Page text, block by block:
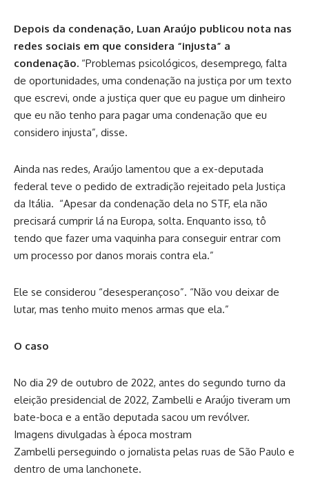
Depois da condenação, Luan Araújo publicou nota nas
redes sociais em que considera “injusta” a
condenação. “Problemas psicológicos, desemprego, falta
de oportunidades, uma condenação na justiça por um texto
que escrevi, onde a justiça quer que eu pague um dinheiro
que eu não tenho para pagar uma condenação que eu
considero injusta”, disse.
Ainda nas redes, Araújo lamentou que a ex-deputada
federal teve o pedido de extradição rejeitado pela Justiça
da Itália. “Apesar da condenação dela no STF, ela não
precisará cumprir lá na Europa, solta. Enquanto isso, tô
tendo que fazer uma vaquinha para conseguir entrar com
um processo por danos morais contra ela.”
Ele se considerou “desesperançoso”. “Não vou deixar de
lutar, mas tenho muito menos armas que ela.”
O caso
No dia 29 de outubro de 2022, antes do segundo turno da
eleição presidencial de 2022, Zambelli e Araújo tiveram um
bate-boca e a então deputada sacou um revólver.
Imagens divulgadas à época mostram
Zambelli perseguindo o jornalista pelas ruas de São Paulo e
dentro de uma lanchonete.